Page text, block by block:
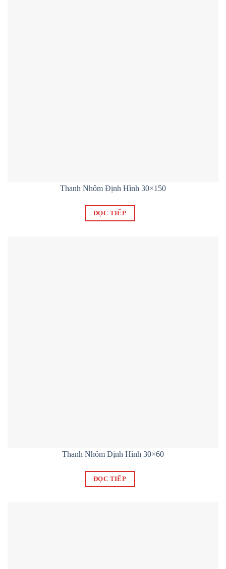
Thanh Nhôm Định Hình 30×150
ĐỌC TIẾP
Thanh Nhôm Định Hình 30×60
ĐỌC TIẾP